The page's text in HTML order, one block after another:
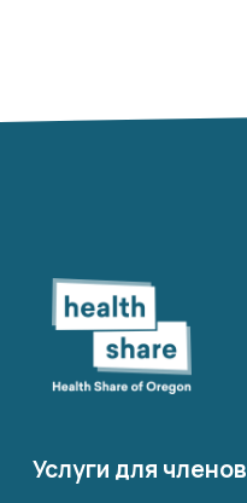
Услуги для членов